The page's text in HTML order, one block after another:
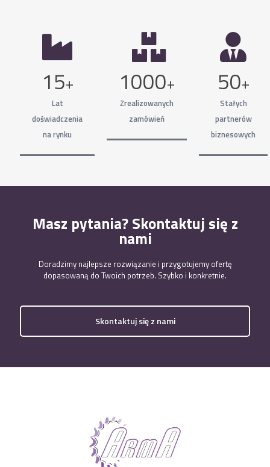
15+
Lat
doświadczenia
na rynku
1000+
Zrealizowanych
zamówień
50+
Stałych
partnerów
biznesowych
Masz pytania? Skontaktuj się z
nami
Doradzimy najlepsze rozwiązanie i przygotujemy ofertę
dopasowaną do Twoich potrzeb. Szybko i konkretnie.
Skontaktuj się z nami